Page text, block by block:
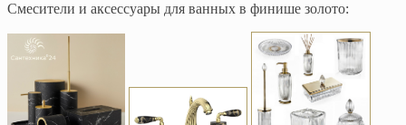
Смесители и аксессуары для ванных в финише золото: